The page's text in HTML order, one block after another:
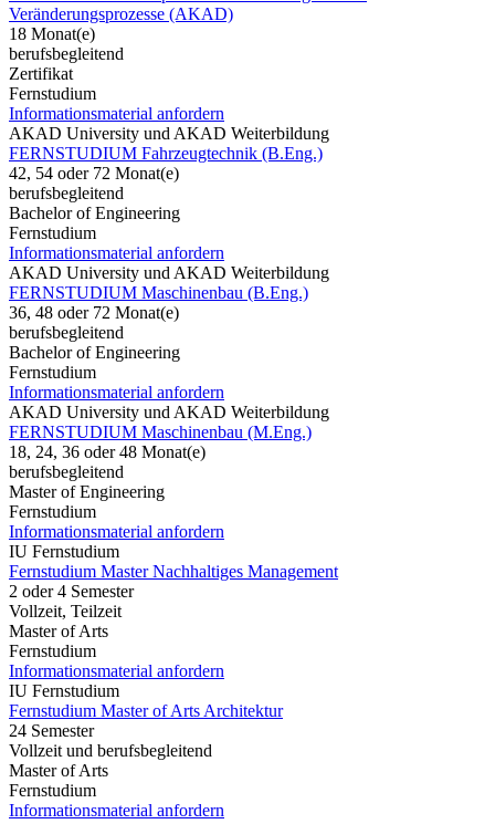
Veränderungsprozesse (AKAD)
18 Monat(e)
berufsbegleitend
Zertifikat
Fernstudium
Informationsmaterial anfordern
AKAD University und AKAD Weiterbildung
FERNSTUDIUM Fahrzeugtechnik (B.Eng.)
42, 54 oder 72 Monat(e)
berufsbegleitend
Bachelor of Engineering
Fernstudium
Informationsmaterial anfordern
AKAD University und AKAD Weiterbildung
FERNSTUDIUM Maschinenbau (B.Eng.)
36, 48 oder 72 Monat(e)
berufsbegleitend
Bachelor of Engineering
Fernstudium
Informationsmaterial anfordern
AKAD University und AKAD Weiterbildung
FERNSTUDIUM Maschinenbau (M.Eng.)
18, 24, 36 oder 48 Monat(e)
berufsbegleitend
Master of Engineering
Fernstudium
Informationsmaterial anfordern
IU Fernstudium
Fernstudium Master Nachhaltiges Management
2 oder 4 Semester
Vollzeit, Teilzeit
Master of Arts
Fernstudium
Informationsmaterial anfordern
IU Fernstudium
Fernstudium Master of Arts Architektur
24 Semester
Vollzeit und berufsbegleitend
Master of Arts
Fernstudium
Informationsmaterial anfordern